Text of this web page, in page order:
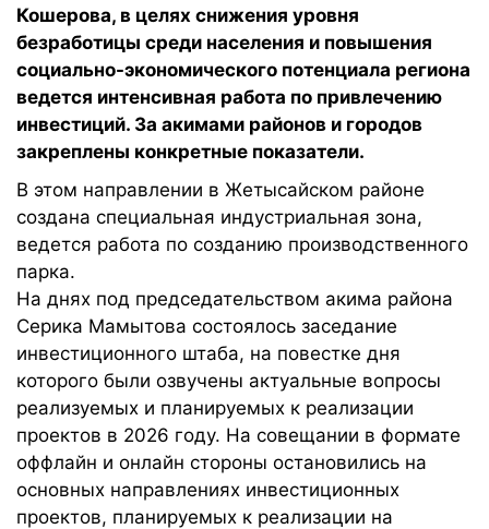
Кошерова, в целях снижения уровня
безработицы среди населения и повышения
социально-экономического потенциала региона
ведется интенсивная работа по привлечению
инвестиций. За акимами районов и городов
закреплены конкретные показатели.
В этом направлении в Жетысайском районе
создана специальная индустриальная зона,
ведется работа по созданию производственного
парка.
На днях под председательством акима района
Серика Мамытова состоялось заседание
инвестиционного штаба, на повестке дня
которого были озвучены актуальные вопросы
реализуемых и планируемых к реализации
проектов в 2026 году. На совещании в формате
оффлайн и онлайн стороны остановились на
основных направлениях инвестиционных
проектов, планируемых к реализации на